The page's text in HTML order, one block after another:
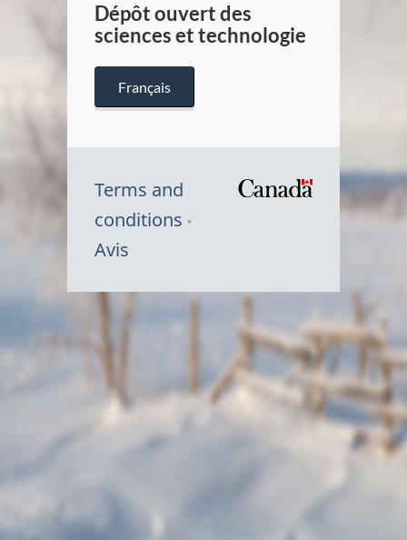
Dépôt ouvert des
sciences et technologie
Français
Terms and
conditions
Avis
Symbole
Canada